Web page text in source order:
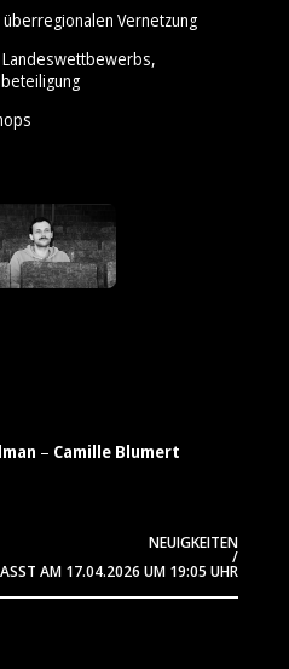
Vernetzung
– Camille Blumert
NEUIGKEITEN
/
AM 17.04.2026 UM 19:05 UHR